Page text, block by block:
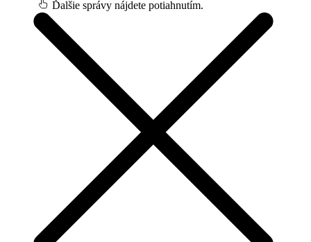
Ďalšie správy nájdete potiahnutím.